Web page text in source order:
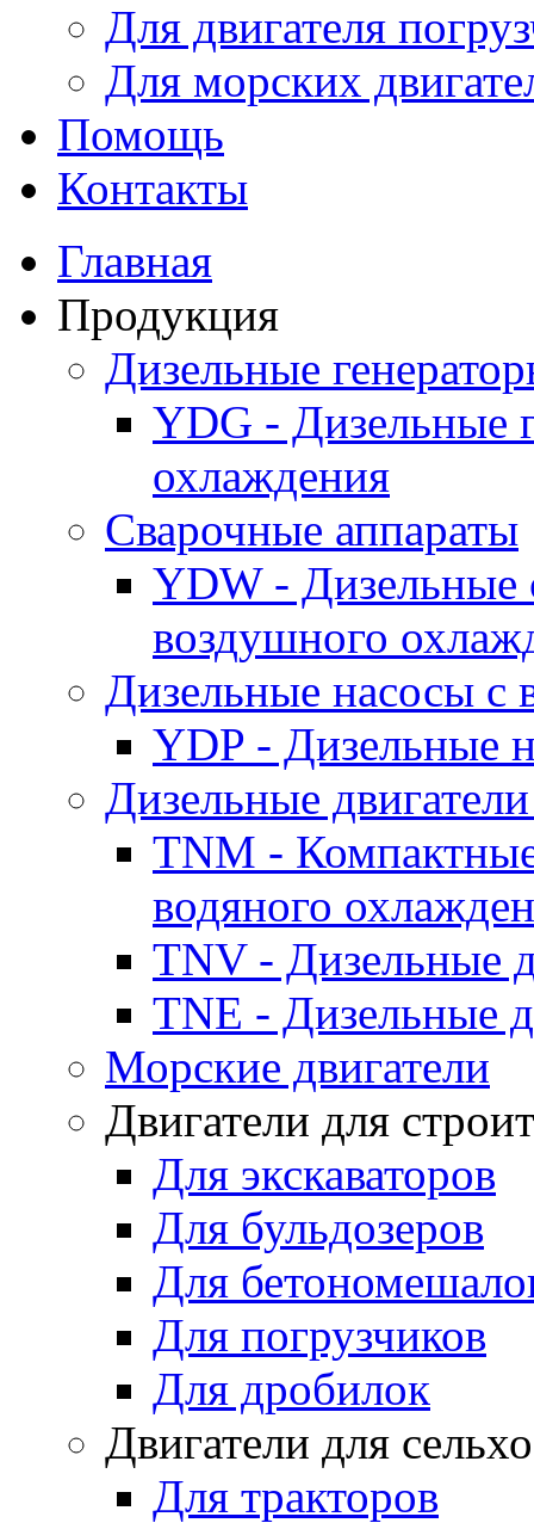
Для двигателя
Для морских
Помощь
Контакты
Главная
Продукция
Дизельные
YDG - Дизельные
охлаждения
Cварочные аппараты
YDW - Дизельные
воздушного
Дизельные насосы
YDP - Дизельные
Дизельные
TNM -
водяного
TNV - Дизельные
TNE - Дизельные
Морские двигатели
Двигатели для
Для экскаваторов
Для бульдозеров
Для
Для погрузчиков
Для дробилок
Двигатели для
Для тракторов